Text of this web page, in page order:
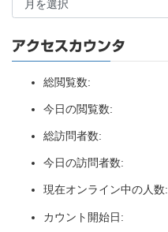
アクセスカウンタ
総閲覧数:
今日の閲覧数:
総訪問者数:
今日の訪問者数:
現在オンライン中の人数:
カウント開始日: